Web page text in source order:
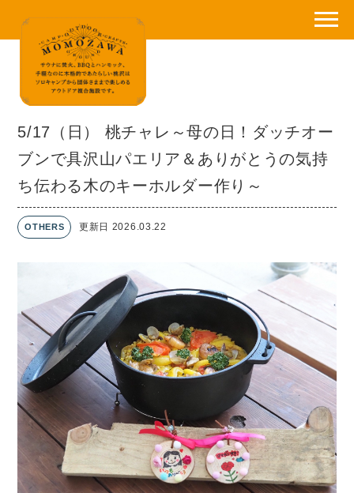
5/17（日） 桃チャレ～母の日！ダッチオー
ブンで具沢山パエリア＆ありがとうの気持
ち伝わる木のキーホルダー作り～
更新日 2026.03.22